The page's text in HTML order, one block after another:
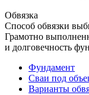
Обвязка
Способ обвязки
Грамотно
и долговечность
Фундамент
Сваи под
Варианты